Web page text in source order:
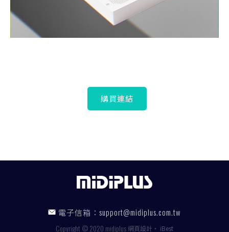
購買連結
電子信箱： support@midiplus.com.tw
Copyright © 2020 midiplus網頁設計 ‧ iBest